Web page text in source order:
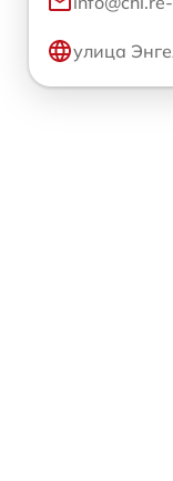
улица